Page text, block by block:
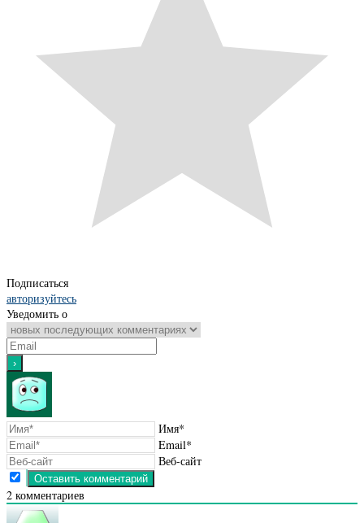
Подписаться
авторизуйтесь
Уведомить о
Имя*
Email*
Веб-сайт
2 комментариев